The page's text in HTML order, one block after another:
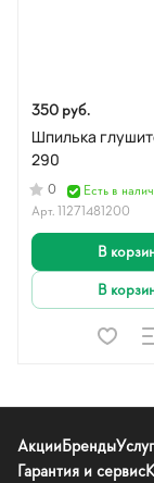
350 руб.
Шпилька
290
0
Есть в
Арт.11271481200
В
В
АкцииБренды
Гарантия и сервис